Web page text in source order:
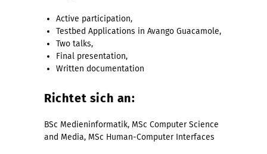
Active participation,
Testbed Applications in Avango Guacamole,
Two talks,
Final presentation,
Written documentation
Richtet sich an:
BSc Medieninformatik, MSc Computer Science
and Media, MSc Human-Computer Interfaces